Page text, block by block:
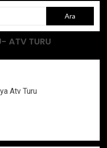
ATV TURU
Atv Turu